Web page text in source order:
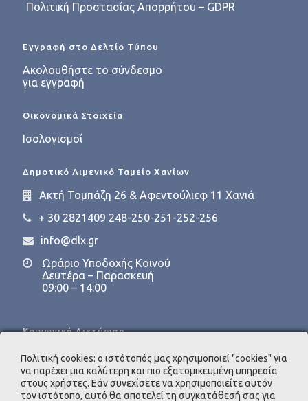
Πολιτική Προστασίας Απορρήτου – GDPR
Εγγραφή στο Δελτίο Τύπου
Ακολουθήστε το σύνδεσμο
για εγγραφή
Οικονομικά Στοιχεία
Ισολογισμοί
Δημοτικό Λιμενικό Ταμείο Χανίων
Ακτή Τομπάζη 26 & Αφεντούλιεφ 11 Χανιά
+ 30 2821409 248-250-251-252-256
info@dlx.gr
Ωράριο Υποδοχής Κοινού
Δευτέρα – Παρασκευή
09:00 – 14:00
Κοινωνική Δικτύωση
Πολιτική cookies: ο ιστότοπός μας χρησιμοποιεί "cookies" για
να παρέχει μια καλύτερη και πιο εξατομικευμένη υπηρεσία
στους χρήστες. Εάν συνεχίσετε να χρησιμοποιείτε αυτόν
τον ιστότοπο, αυτό θα αποτελεί τη συγκατάθεσή σας για